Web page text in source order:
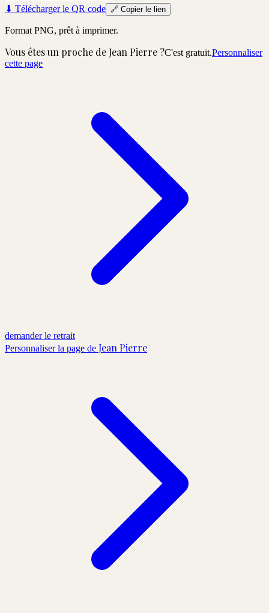
⬇ Télécharger le QR code 🔗 Copier le lien
Format PNG, prêt à imprimer.
Vous êtes un proche de Jean Pierre ?C'est gratuit.Personnaliser
cette page
demander le retrait
Personnaliser la page de Jean Pierre